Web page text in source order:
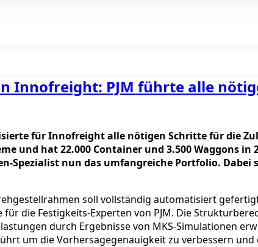
PJM führte alle
für Innofreight alle nötigen Schritte für die
und hat 22.000 Container und 3.500 Waggons
nun das umfangreiche Portfolio. Dabei
soll vollständig automatisiert
die Festigkeits-Experten von PJM. Die
durch Ergebnisse von MKS-Simulationen
um die Vorhersagegenauigkeit zu verbessern